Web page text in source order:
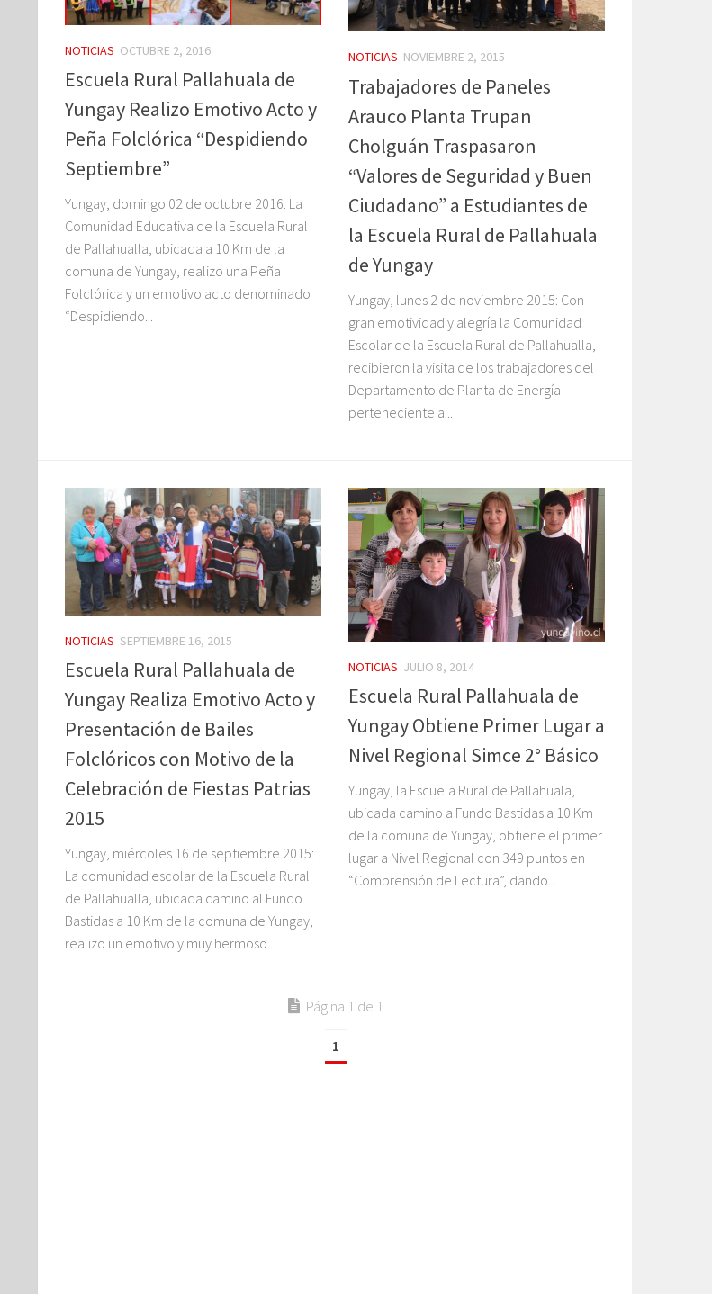
NOTICIAS OCTUBRE 2, 2016
Escuela Rural Pallahuala de
Yungay Realizo Emotivo Acto y
Peña Folclórica “Despidiendo
Septiembre”
Yungay, domingo 02 de octubre 2016: La
Comunidad Educativa de la Escuela Rural
de Pallahualla, ubicada a 10 Km de la
comuna de Yungay, realizo una Peña
Folclórica y un emotivo acto denominado
“Despidiendo...
NOTICIAS NOVIEMBRE 2, 2015
Trabajadores de Paneles
Arauco Planta Trupan
Cholguán Traspasaron
“Valores de Seguridad y Buen
Ciudadano” a Estudiantes de
la Escuela Rural de Pallahuala
de Yungay
Yungay, lunes 2 de noviembre 2015: Con
gran emotividad y alegría la Comunidad
Escolar de la Escuela Rural de Pallahualla,
recibieron la visita de los trabajadores del
Departamento de Planta de Energía
perteneciente a...
NOTICIAS SEPTIEMBRE 16, 2015
Escuela Rural Pallahuala de
Yungay Realiza Emotivo Acto y
Presentación de Bailes
Folclóricos con Motivo de la
Celebración de Fiestas Patrias
2015
Yungay, miércoles 16 de septiembre 2015:
La comunidad escolar de la Escuela Rural
de Pallahualla, ubicada camino al Fundo
Bastidas a 10 Km de la comuna de Yungay,
realizo un emotivo y muy hermoso...
NOTICIAS JULIO 8, 2014
Escuela Rural Pallahuala de
Yungay Obtiene Primer Lugar a
Nivel Regional Simce 2° Básico
Yungay, la Escuela Rural de Pallahuala,
ubicada camino a Fundo Bastidas a 10 Km
de la comuna de Yungay, obtiene el primer
lugar a Nivel Regional con 349 puntos en
“Comprensión de Lectura”, dando...
Página 1 de 1
1